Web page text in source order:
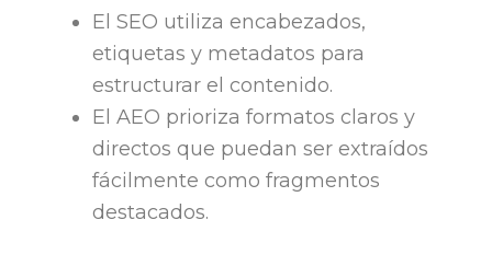
El SEO utiliza encabezados,
etiquetas y metadatos para
estructurar el contenido.
El AEO prioriza formatos claros y
directos que puedan ser extraídos
fácilmente como fragmentos
destacados.